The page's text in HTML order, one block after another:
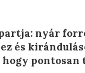
nyár
és
pontosan